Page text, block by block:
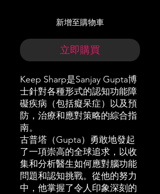
新增至購物車
立即購買
Keep Sharp是Sanjay Gupta博
士針對各種形式的認知功能障
礙疾病（包括癡呆症）以及預
防，治療和應對策略的綜合指
南。
古普塔（Gupta）勇敢地發起
了一項崇高的全球追求，以收
集和分析醫生如何應對腦功能
問題和認知挑戰。從他的努力
中，他掌握了令人印象深刻的